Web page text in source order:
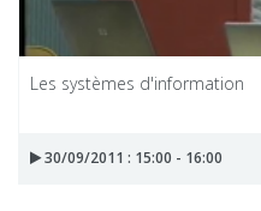
Les systèmes d'information
30/09/2011 : 15:00 - 16:00